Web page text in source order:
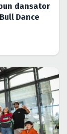
dansator
Dance